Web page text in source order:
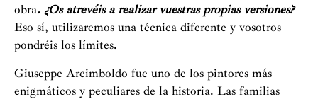
obra. ¿Os atrevéis a realizar vuestras propias versiones?
Eso sí, utilizaremos una técnica diferente y vosotros
pondréis los límites.
Giuseppe Arcimboldo fue uno de los pintores más
enigmáticos y peculiares de la historia. Las familias